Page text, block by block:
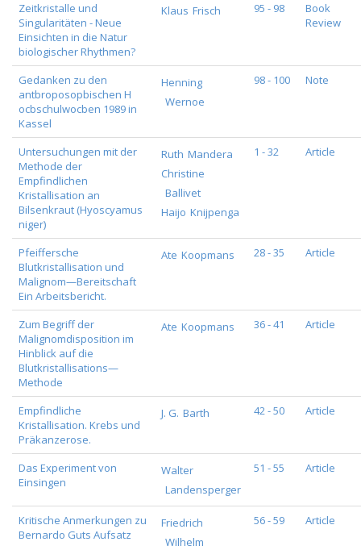
Zeitkristalle und
Singularitäten - Neue
Einsichten in die Natur
biologischer Rhythmen?
Klaus Frisch 95 - 98
Book
Review
Gedanken zu den
antbroposopbischen H
ocbschulwocben 1989 in
Kassel
Henning
Wernoe
98 - 100 Note
Untersuchungen mit der
Methode der
Empfindlichen
Kristallisation an
Bilsenkraut (Hyoscyamus
niger)
Ruth Mandera
Christine
Ballivet
Haijo Knijpenga
1 - 32 Article
Pfeiffersche
Blutkristallisation und
Malignom—Bereitschaft
Ein Arbeitsbericht.
Ate Koopmans 28 - 35 Article
Zum Begriff der
Malignomdisposition im
Hinblick auf die
Blutkristallisations—
Methode
Ate Koopmans 36 - 41 Article
Empfindliche
Kristallisation. Krebs und
Präkanzerose.
J. G. Barth 42 - 50 Article
Das Experiment von
Einsingen
Walter
Landensperger
51 - 55 Article
Kritische Anmerkungen zu
Bernardo Guts Aufsatz
Friedrich
Wilhelm
56 - 59 Article